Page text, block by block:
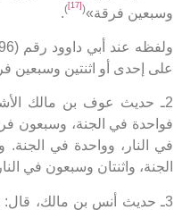
وسبعين فرقة»(
[17]
)
.
على إحدى أو اثنتين وسبعين
2ـ حديث عوف بن مالك
فواحدة في الجنة، وسبعون
في النار، وواحدة في
الجنة، واثنتان وسبعون في
3ـ حديث أنس بن مالك،